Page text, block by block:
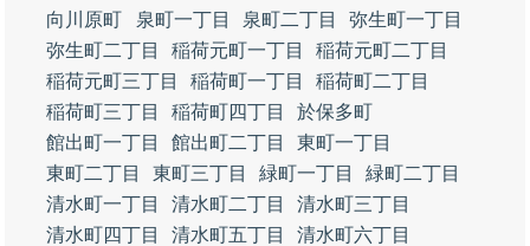
向川原町
泉町一丁目 泉町二丁目
弥生町一丁目
弥生町二丁目
稲荷元町一丁目
稲荷元町二丁目
稲荷元町三丁目
稲荷町一丁目
稲荷町二丁目
稲荷町三丁目
稲荷町四丁目
於保多町
館出町一丁目
館出町二丁目
東町一丁目
東町二丁目
東町三丁目 緑町一丁目
緑町二丁目
清水町一丁目
清水町二丁目
清水町三丁目
清水町四丁目
清水町五丁目
清水町六丁目